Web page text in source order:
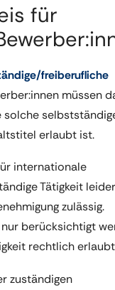
für
freiberufliche
müssen
solche
erlaubt ist.
internationale
Tätigkeit
zulässig.
berücksichtigt
rechtlich
zuständigen